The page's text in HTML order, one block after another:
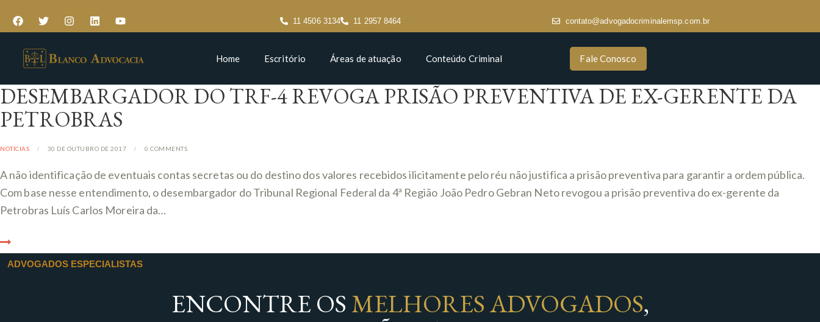
11 4506 3134 11 2957 8464 contato@advogadocriminalemsp.com.br
Home Escritório Áreas de atuação Conteúdo Criminal Fale Conosco
DESEMBARGADOR DO TRF-4 REVOGA PRISÃO PREVENTIVA DE EX-GERENTE DA
PETROBRAS
NOTÍCIAS 30 DE OUTUBRO DE 2017 0 COMMENTS
A não identificação de eventuais contas secretas ou do destino dos valores recebidos ilicitamente pelo réu não justifica a prisão preventiva para garantir a ordem pública.
Com base nesse entendimento, o desembargador do Tribunal Regional Federal da 4ª Região João Pedro Gebran Neto revogou a prisão preventiva do ex-gerente da
Petrobras Luís Carlos Moreira da…
ADVOGADOS ESPECIALISTAS
ENCONTRE OS MELHORES ADVOGADOS,